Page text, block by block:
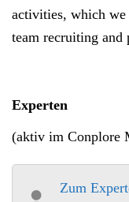
activities, which we
team recruiting and
Experten
(aktiv im Conplore
Zum